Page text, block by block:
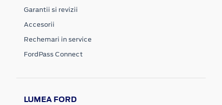
Garantii si revizii
Accesorii
Rechemari in service
FordPass Connect
LUMEA FORD